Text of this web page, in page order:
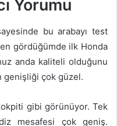
Yorumu
bu arabayı test
gördüğümde ilk Honda
anda kaliteli olduğunu
genişliği çok güzel.
gibi görünüyor. Tek
mesafesi çok geniş.